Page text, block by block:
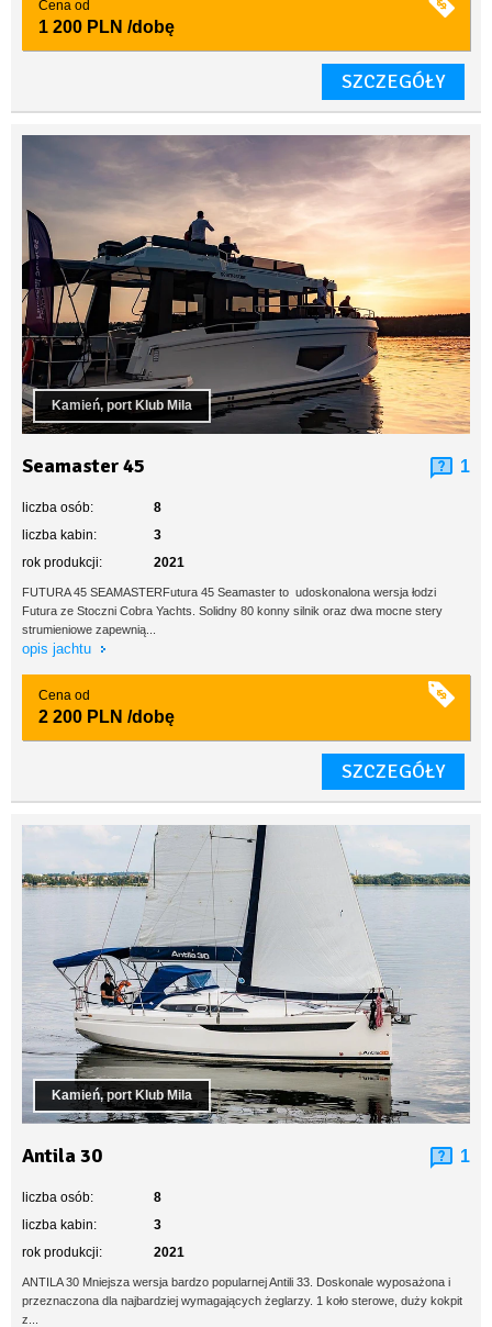
Cena od
1 200 PLN /dobę
SZCZEGÓŁY
Kamień, port Klub Mila
Seamaster 45 1
liczba osób:
8
liczba kabin:
3
rok produkcji:
2021
FUTURA 45 SEAMASTERFutura 45 Seamaster to udoskonalona wersja łodzi
Futura ze Stoczni Cobra Yachts. Solidny 80 konny silnik oraz dwa mocne stery
strumieniowe zapewnią...
opis jachtu
Cena od
2 200 PLN /dobę
SZCZEGÓŁY
Kamień, port Klub Mila
Antila 30 1
liczba osób:
8
liczba kabin:
3
rok produkcji:
2021
ANTILA 30 Mniejsza wersja bardzo popularnej Antili 33. Doskonale wyposażona i
przeznaczona dla najbardziej wymagających żeglarzy. 1 koło sterowe, duży kokpit
z...